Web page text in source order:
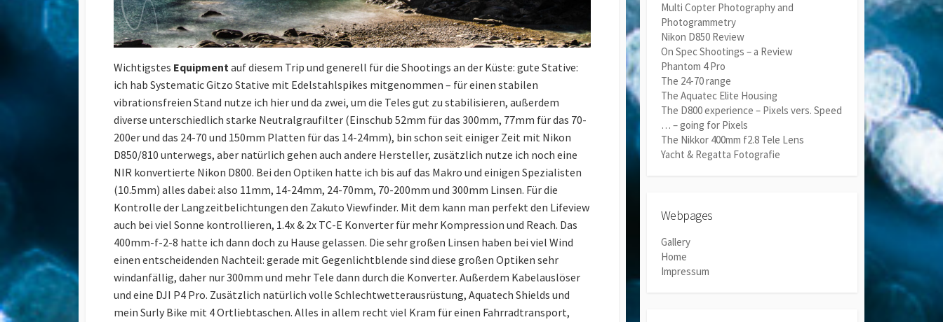
Wichtigstes Equipmentauf diesem Trip und generell für die Shootings an der Küste: gute Stative:
ich hab Systematic Gitzo Stative mit Edelstahlspikes mitgenommen – für einen stabilen
vibrationsfreien Stand nutze ich hier und da zwei, um die Teles gut zu stabilisieren, außerdem
diverse unterschiedlich starke Neutralgraufilter (Einschub 52mm für das 300mm, 77mm für das 70-
200er und das 24-70 und 150mm Platten für das 14-24mm), bin schon seit einiger Zeit mit Nikon
D850/810 unterwegs, aber natürlich gehen auch andere Hersteller, zusätzlich nutze ich noch eine
NIR konvertierte Nikon D800. Bei den Optiken hatte ich bis auf das Makro und einigen Spezialisten
(10.5mm) alles dabei: also 11mm, 14-24mm, 24-70mm, 70-200mm und 300mm Linsen. Für die
Kontrolle der Langzeitbelichtungen den Zakuto Viewfinder. Mit dem kann man perfekt den Lifeview
auch bei viel Sonne kontrollieren, 1.4x & 2x TC-E Konverter für mehr Kompression und Reach. Das
400mm-f-2-8 hatte ich dann doch zu Hause gelassen. Die sehr großen Linsen haben bei viel Wind
einen entscheidenden Nachteil: gerade mit Gegenlichtblende sind diese großen Optiken sehr
windanfällig, daher nur 300mm und mehr Tele dann durch die Konverter. Außerdem Kabelauslöser
und eine DJI P4 Pro. Zusätzlich natürlich volle Schlechtwetterausrüstung, Aquatech Shields und
mein Surly Bike mit 4 Ortliebtaschen. Alles in allem recht viel Kram für einen Fahrradtransport,
Multi Copter Photography and
Photogrammetry
Nikon D850 Review
On Spec Shootings – a Review
Phantom 4 Pro
The 24-70 range
The Aquatec Elite Housing
The D800 experience – Pixels vers. Speed
… – going for Pixels
The Nikkor 400mm f2.8 Tele Lens
Yacht & Regatta Fotografie
Webpages
Gallery
Home
Impressum